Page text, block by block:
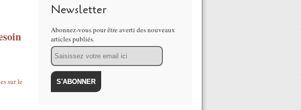
Newsletter
Abonnez-vous pour être averti des nouveaux
articles publiés.
Email